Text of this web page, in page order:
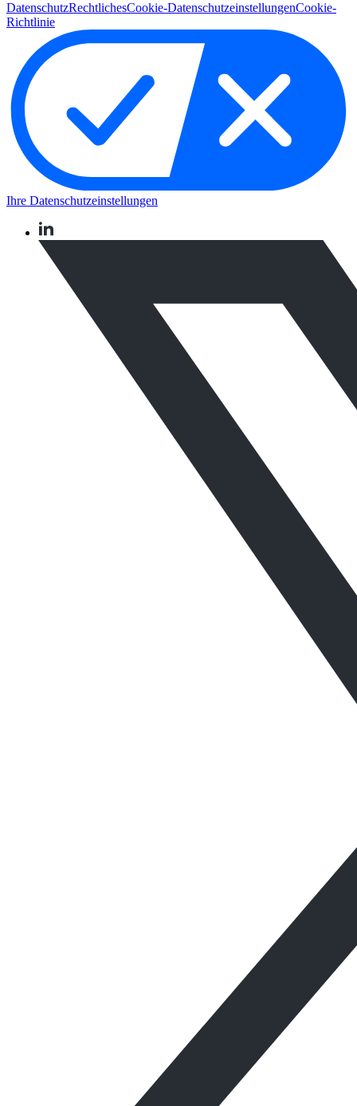
DatenschutzRechtlichesCookie-DatenschutzeinstellungenCookie-
Richtlinie
Ihre Datenschutzeinstellungen